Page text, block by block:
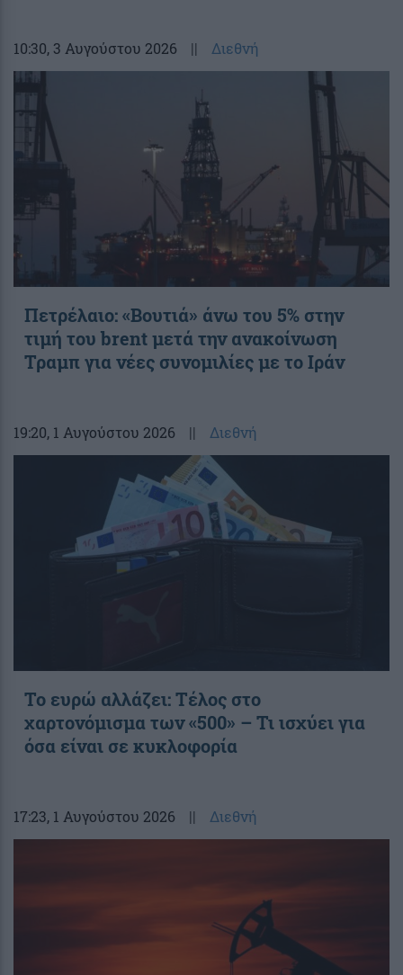
10:30, 3 Αυγούστου 2026 || Διεθνή
Πετρέλαιο: «Βουτιά» άνω του 5% στην
τιμή του brent μετά την ανακοίνωση
Τραμπ για νέες συνομιλίες με το Ιράν
19:20, 1 Αυγούστου 2026 || Διεθνή
Το ευρώ αλλάζει: Τέλος στο
χαρτονόμισμα των «500» – Τι ισχύει για
όσα είναι σε κυκλοφορία
17:23, 1 Αυγούστου 2026 || Διεθνή